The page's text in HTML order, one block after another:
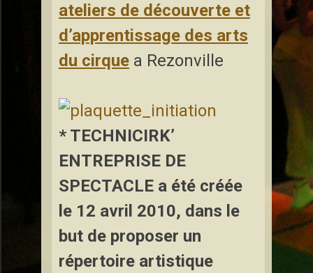
ateliers de découverte et
d’apprentissage des arts
du cirque a Rezonville
* TECHNICIRK’
ENTREPRISE DE
SPECTACLE a été créée
le 12 avril 2010, dans le
but de proposer un
répertoire artistique